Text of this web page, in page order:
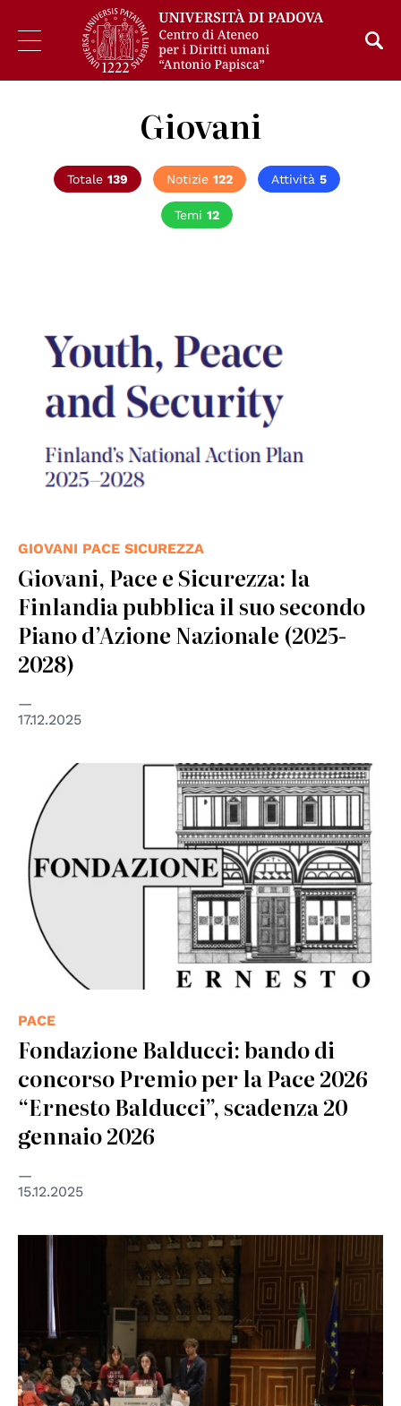
Giovani
Totale 139 Notizie 122 Attività 5
Temi 12
GIOVANI PACE SICUREZZA
Giovani, Pace e Sicurezza: la
Finlandia pubblica il suo secondo
Piano d’Azione Nazionale (2025-
2028)
17.12.2025
PACE
Fondazione Balducci: bando di
concorso Premio per la Pace 2026
“Ernesto Balducci”, scadenza 20
gennaio 2026
15.12.2025